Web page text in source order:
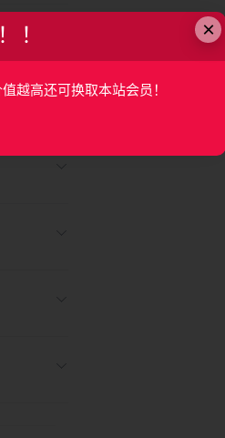
×
！
越高还可换取本站会员！